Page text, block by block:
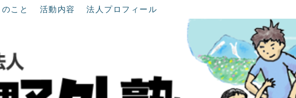
こと 活動内容 法人プロフィール